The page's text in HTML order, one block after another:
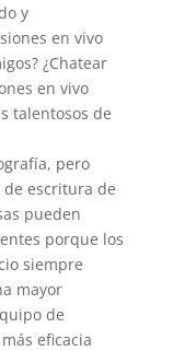
y
en vivo
¿Chatear
en vivo
talentosos de
pero
escritura de
pueden
porque los
siempre
mayor
de
eficacia